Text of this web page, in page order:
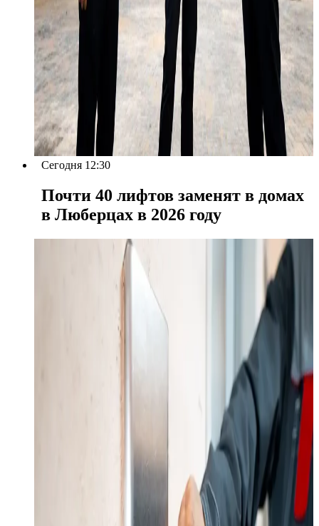
Сегодня 12:30
Почти 40 лифтов заменят в домах
в Люберцах в 2026 году